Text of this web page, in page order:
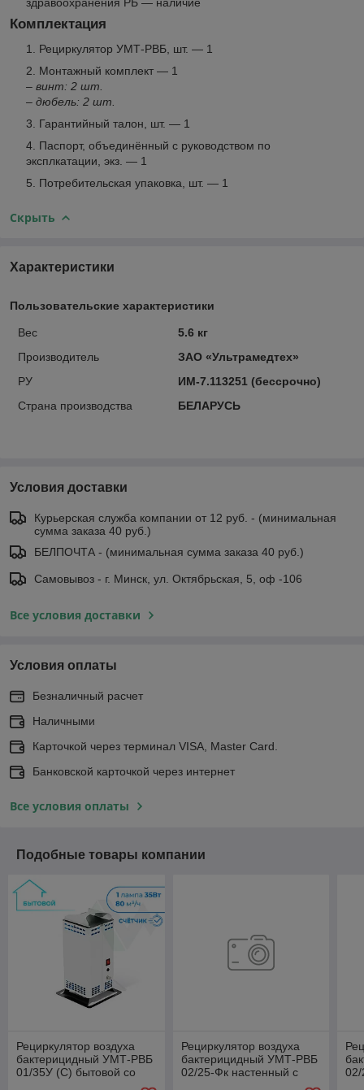
Комплектация
Рециркулятор УМТ-РВБ, шт. — 1
Монтажный комплект — 1
– винт: 2 шт.
– дюбель: 2 шт.
Гарантийный талон, шт. — 1
Паспорт, объединённый с руководством по
эксплкатации, экз. — 1
Потребительская упаковка, шт. — 1
Скрыть
Характеристики
Пользовательские характеристики
Вес
5.6 кг
Производитель
ЗАО «Ультрамедтех»
РУ
ИМ-7.113251 (бессрочно)
Страна производства
БЕЛАРУСЬ
Условия доставки
Курьерская служба компании от 12 руб. - (минимальная
сумма заказа 40 руб.)
БЕЛПОЧТА - (минимальная сумма заказа 40 руб.)
Самовывоз - г. Минск, ул. Октябрьская, 5, оф -106
Все условия доставки
Условия оплаты
Безналичный расчет
Наличными
Карточкой через терминал VISA, Master Card.
Банковской карточкой через интернет
Все условия оплаты
Подобные товары компании
Рециркулятор воздуха
бактерицидный УМТ-РВБ
01/35У (C) бытовой со
Рециркулятор воздуха
бактерицидный УМТ-РВБ
02/25-Фк настенный с